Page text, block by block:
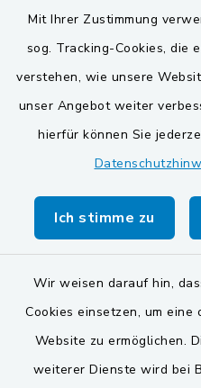
Mit Ihrer Zustimmung
sog. Tracking-Cookies, die
verstehen, wie unsere
unser Angebot weiter
hierfür können Sie
Ich stimme zu
Wir weisen darauf hin,
Cookies einsetzen, um
Website zu ermöglichen.
weiterer Dienste wird bei
BayernPortal
Gemeinden der
Gemeinde Schwarzach
Markt Schwarzenfeld
Gemeinde Stulln